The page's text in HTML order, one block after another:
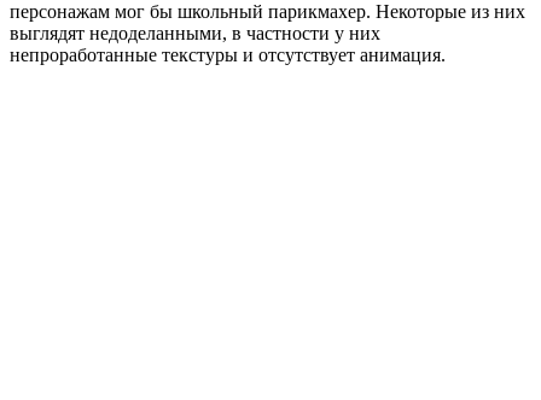
персонажам мог бы школьный парикмахер. Некоторые из них
выглядят недоделанными, в частности у них
непроработанные текстуры и отсутствует анимация.